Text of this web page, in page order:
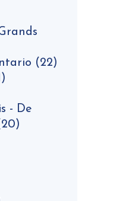
(22)
- De